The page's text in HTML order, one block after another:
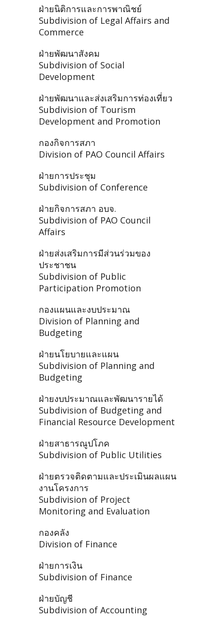
ฝ่ายนิติการและการพาณิชย์
Subdivision of Legal Affairs and
Commerce
ฝ่ายพัฒนาสังคม
Subdivision of Social
Development
ฝ่ายพัฒนาและส่งเสริมการท่องเที่ยว
Subdivision of Tourism
Development and Promotion
กองกิจการสภา
Division of PAO Council Affairs
ฝ่ายการประชุม
Subdivision of Conference
ฝ่ายกิจการสภา อบจ.
Subdivision of PAO Council
Affairs
ฝ่ายส่งเสริมการมีส่วนร่วมของ
ประชาชน
Subdivision of Public
Participation Promotion
กองแผนและงบประมาณ
Division of Planning and
Budgeting
ฝ่ายนโยบายและแผน
Subdivision of Planning and
Budgeting
ฝ่ายงบประมาณและพัฒนารายได้
Subdivision of Budgeting and
Financial Resource Development
ฝ่ายสาธารณูปโภค
Subdivision of Public Utilities
ฝ่ายตรวจติดตามและประเมินผลแผน
งานโครงการ
Subdivision of Project
Monitoring and Evaluation
กองคลัง
Division of Finance
ฝ่ายการเงิน
Subdivision of Finance
ฝ่ายบัญชี
Subdivision of Accounting